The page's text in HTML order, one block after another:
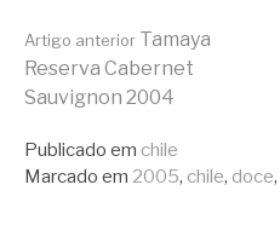
Continue
lendo
Artigo anterior Tamaya
Reserva Cabernet
Sauvignon 2004
Publicado em chile
Marcado em 2005, chile, doce,